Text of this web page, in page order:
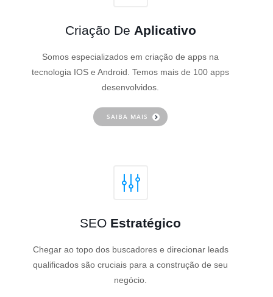
Criação De Aplicativo
Somos especializados em criação de apps na
tecnologia IOS e Android. Temos mais de 100 apps
desenvolvidos.
SAIBA MAIS
SEO Estratégico
Chegar ao topo dos buscadores e direcionar leads
qualificados são cruciais para a construção de seu
negócio.